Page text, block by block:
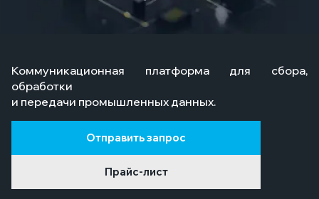
Коммуникационная платформа для сбора,
обработки
и передачи промышленных данных.
Отправить запрос
Прайс-лист